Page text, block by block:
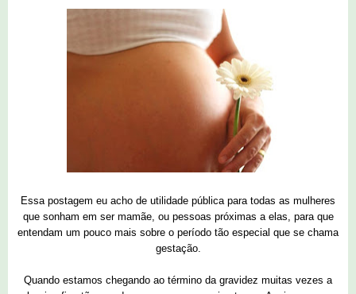
Essa postagem eu acho de utilidade pública para todas as mulheres
que sonham em ser mamãe, ou pessoas próximas a elas, para que
entendam um pouco mais sobre o período tão especial que se chama
gestação.
Quando estamos chegando ao término da gravidez muitas vezes a